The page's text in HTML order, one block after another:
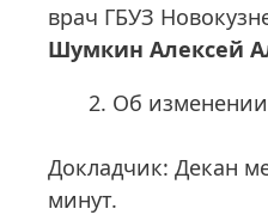
врач ГБУЗ
Шумкин Алексей
Об изменении
Докладчик: Декан
минут.